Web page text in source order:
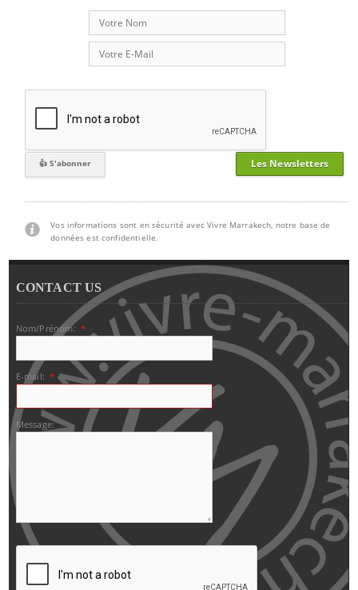
Les Newsletters
Vos informations sont en sécurité avec Vivre Marrakech, notre base de
données est confidentielle.
CONTACT US
Nom/Prénom: *
E-mail: *
Message: